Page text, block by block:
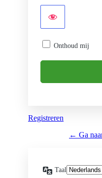
Onthoud mij
Registreren
← Ga
Taal